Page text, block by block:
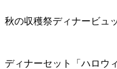
秋の収穫祭ディナービュ
ディナーセット「ハロウ